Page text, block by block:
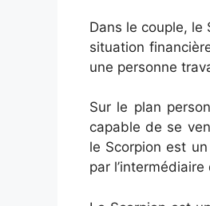
Dans le couple,
situation
une personne
Sur le plan
capable de se
le Scorpion est
par